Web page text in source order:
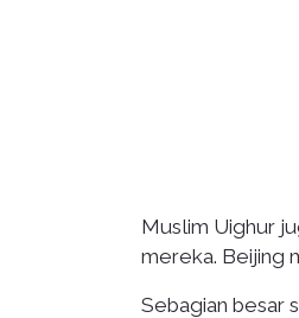
Muslim Uighur
mereka. Beijing
Sebagian besar